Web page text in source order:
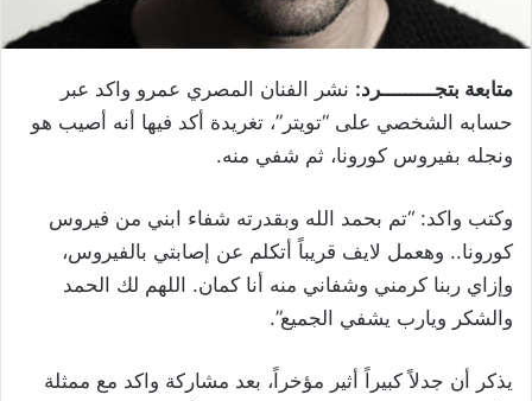
متابعة بتجـــــــــرد: نشر الفنان المصري عمرو واكد عبر
حسابه الشخصي على “تويتر”، تغريدة أكد فيها أنه أصيب هو
ونجله بفيروس كورونا، ثم شفي منه.
وكتب واكد: “تم بحمد الله وبقدرته شفاء ابني من فيروس
كورونا.. وهعمل لايف قريباً أتكلم عن إصابتي بالفيروس،
وإزاي ربنا كرمني وشفاني منه أنا كمان. اللهم لك الحمد
والشكر ويارب يشفي الجميع”.
يذكر أن جدلاً كبيراً أثير مؤخراً، بعد مشاركة واكد مع ممثلة